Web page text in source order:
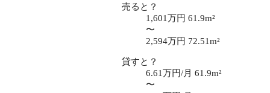
売ると？
1,601万円 61.9m²
〜
2,594万円 72.51m²
貸すと？
6.61万円/月 61.9m²
〜